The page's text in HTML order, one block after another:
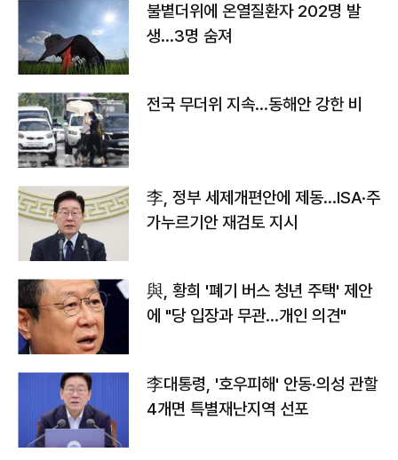
불볕더위에 온열질환자 202명 발
생…3명 숨져
전국 무더위 지속…동해안 강한 비
李, 정부 세제개편안에 제동…ISA·주
가누르기안 재검토 지시
與, 황희 '폐기 버스 청년 주택' 제안
에 "당 입장과 무관…개인 의견"
李대통령, '호우피해' 안동·의성 관할
4개면 특별재난지역 선포